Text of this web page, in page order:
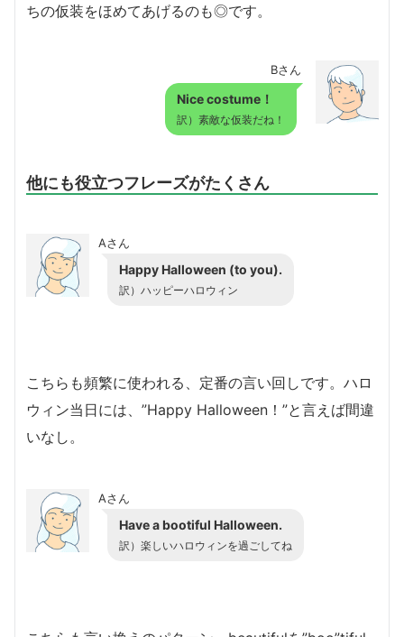
ちの仮装をほめてあげるのも◎です。
Bさん
Nice costume！
訳） 素敵な仮装だね！
他にも役立つフレーズがたくさん
Aさん
Happy Halloween (to you).
訳） ハッピーハロウィン
こちらも頻繁に使われる、定番の言い回しです。ハロ
ウィン当日には、”Happy Halloween！”と言えば間違
いなし。
Aさん
Have a bootiful Halloween.
訳）楽しいハロウィンを過ごしてね